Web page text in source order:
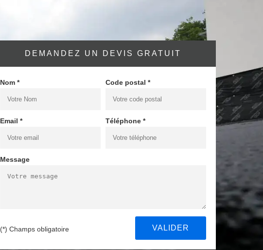
DEMANDEZ UN DEVIS GRATUIT
Nom * Code postal *
Email * Téléphone *
Message
(*) Champs obligatoire